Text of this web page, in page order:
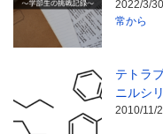
2022/3/30
常から
テトラ
ニルシ
2010/11/2